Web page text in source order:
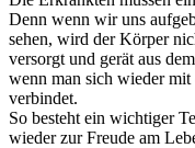
Denn wenn wir uns
sehen, wird der Körper
versorgt und gerät aus
wenn man sich wieder
verbindet.
So besteht ein wichtiger
wieder zur Freude am